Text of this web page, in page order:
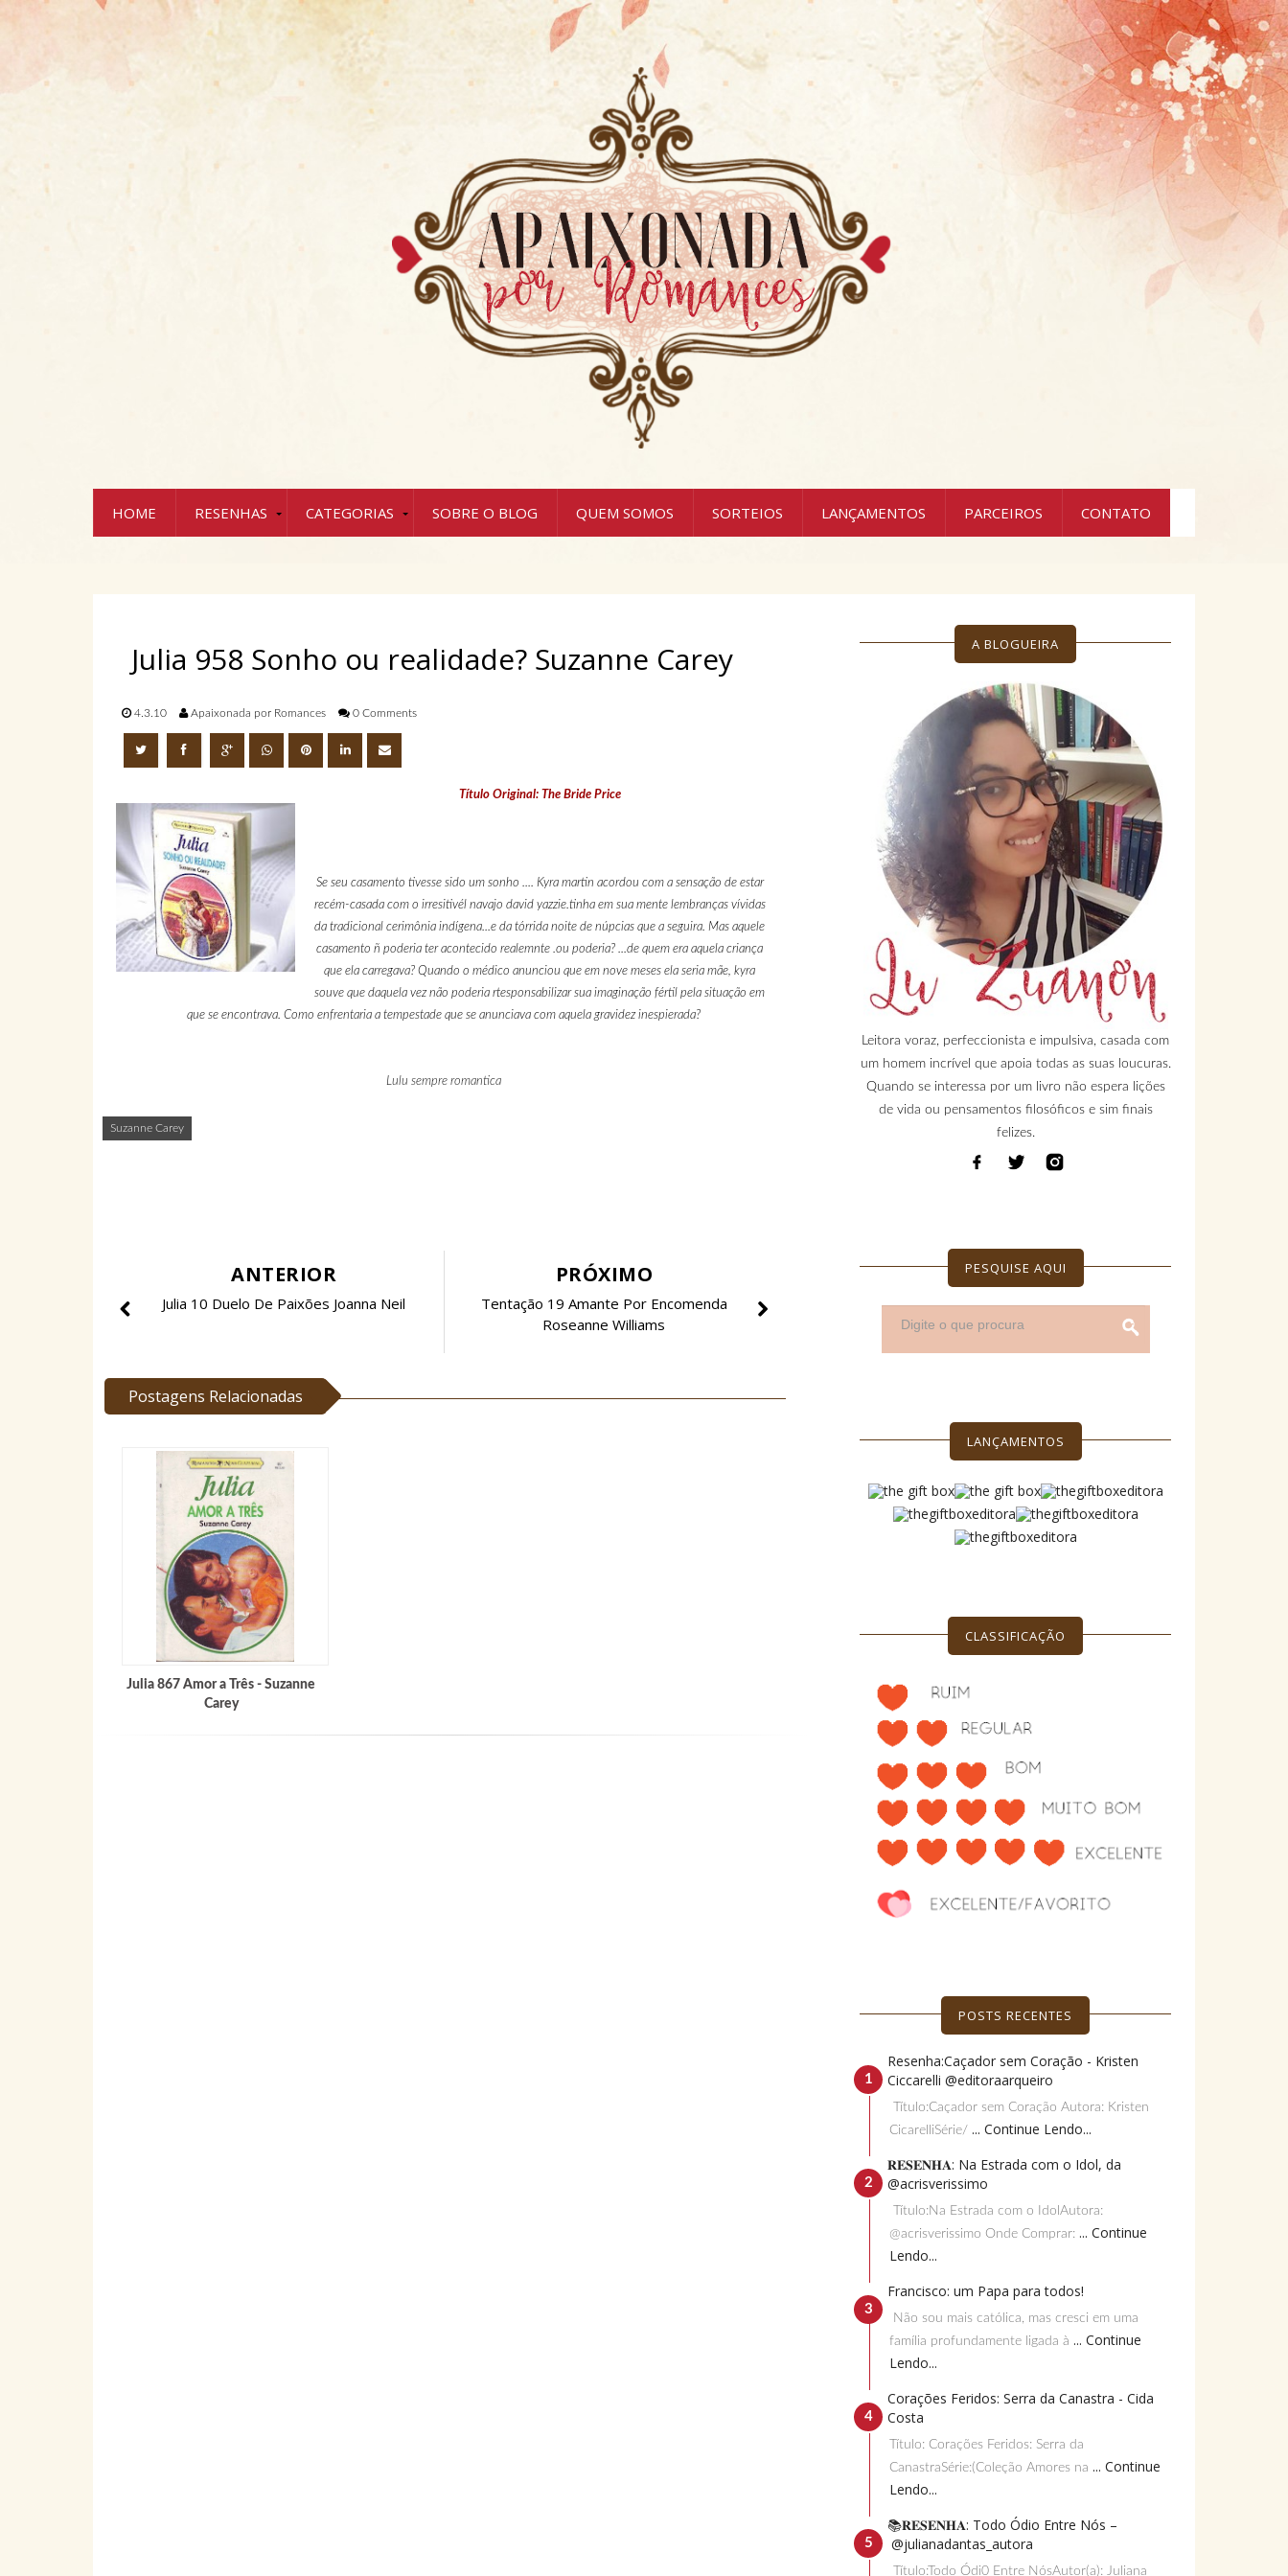
HOME RESENHAS CATEGORIAS SOBRE O BLOG QUEM SOMOS SORTEIOS LANÇAMENTOS PARCEIROS CONTATO
Suzanne Carey
Julia 958 Sonho ou realidade? Suzanne Carey
4.3.10 Apaixonada por Romances 0 Comments
Título Original: The Bride Price
Se seu casamento tivesse sido um sonho .... Kyra martin acordou com a sensação de estar
recém-casada com o irresitivél navajo david yazzie.tinha em sua mente lembranças vívidas
da tradicional cerimônia indígena...e da tórrida noite de núpcias que a seguira. Mas aquele
casamento ñ poderia ter acontecido realemnte .ou poderia? ...de quem era aquela criança
que ela carregava? Quando o médico anunciou que em nove meses ela seria mãe, kyra
souve que daquela vez não poderia rtesponsabilizar sua imaginação fértil pela situação em
que se encontrava. Como enfrentaria a tempestade que se anunciava com aquela gravidez inespierada?
Lulu sempre romantica
PRÓXIMO
Tentação 19 Amante Por Encomenda
Roseanne Williams
ANTERIOR
Julia 10 Duelo De Paixões Joanna Neil
Postagens Relacionadas
Julia 867 Amor a Três - Suzanne
Carey
A BLOGUEIRA
Leitora voraz, perfeccionista e impulsiva, casada com
um homem incrível que apoia todas as suas loucuras.
Quando se interessa por um livro não espera lições
de vida ou pensamentos filosóficos e sim finais
felizes.
PESQUISE AQUI
LANÇAMENTOS
CLASSIFICAÇÃO
POSTS RECENTES
Resenha:Caçador sem Coração - Kristen
Ciccarelli @editoraarqueiro
Título:Caçador sem Coração Autora: Kristen
CicarelliSérie/ ... Continue Lendo...
𝐑𝐄𝐒𝐄𝐍𝐇𝐀: Na Estrada com o Idol, da
@acrisverissimo
Título:Na Estrada com o IdolAutora:
@acrisverissimo Onde Comprar: ... Continue
Lendo...
Francisco: um Papa para todos!
Não sou mais católica, mas cresci em uma
família profundamente ligada à ... Continue
Lendo...
Corações Feridos: Serra da Canastra - Cida
Costa
Título: Corações Feridos: Serra da
CanastraSérie:(Coleção Amores na ... Continue
Lendo...
📚𝐑𝐄𝐒𝐄𝐍𝐇𝐀: Todo Ódio Entre Nós –
@julianadantas_autora
Título:Todo Ódi0 Entre NósAutor(a): Juliana